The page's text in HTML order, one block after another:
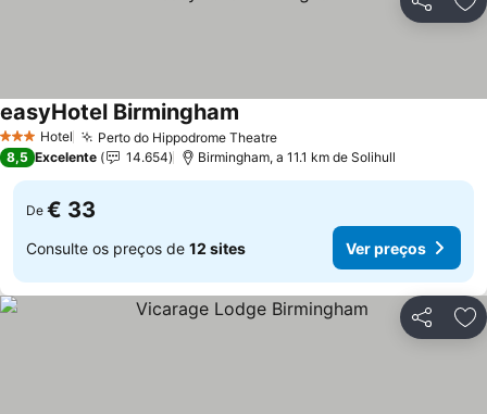
Partilhar
3 EstrelasHotel Perto do Hippodrome Theatre
easyHotel Birmingham
8,5 Excelente 14.654 Birmingham, a 11.1 km de Solihull
De € 33
Consulte os preços de 12 sites Ver preços
Partilhar